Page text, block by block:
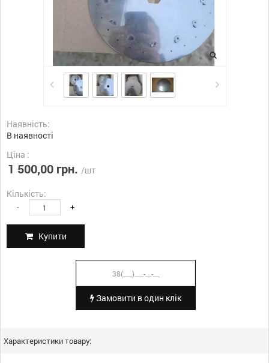
Наявність:
В наявності
Ціна :
1 500,00 грн. /шт
Кількість:
- +
Купити
Замовити в один клік
Характеристики товару: